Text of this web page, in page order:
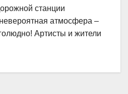
станции
атмосфера –
Артисты и жители